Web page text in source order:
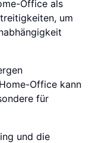
Office als
um
Office kann
für
und die